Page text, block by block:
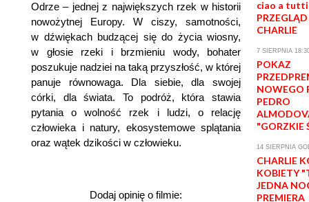
Odrze – jednej z największych rzek w historii
nowożytnej Europy. W ciszy, samotności,
w dźwiękach budzącej się do życia wiosny,
w głosie rzeki i brzmieniu wody, bohater
poszukuje nadziei na taką przyszłość, w której
panuje równowaga. Dla siebie, dla swojej
córki, dla świata. To podróż, która stawia
pytania o wolność rzek i ludzi, o relację
człowieka i natury, ekosystemowe splątania
oraz wątek dzikości w człowieku.
Dodaj opinię o filmie:
ciao a
CHARLIE
7 SIERPNIA
POKAZ
NOWEGO
PEDRO
"GORZKIE
14 SIERPNIA
CHARLIE
KOBIETY
JEDNA
PREMIERA